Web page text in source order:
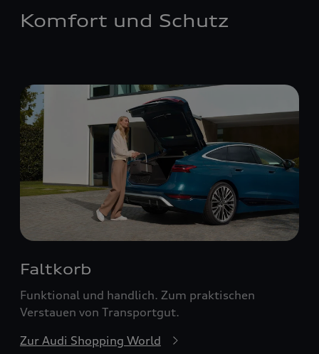
Komfort und Schutz
Faltkorb
Funktional und handlich. Zum praktischen
Verstauen von Transportgut.
Zur Audi Shopping World